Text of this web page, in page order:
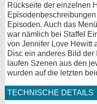
Rückseite der einzelnen
Episoden. Auch das
war nämlich bei Staffel
von Jennifer Love Hewitt
Disc ein anderes Bild der
laufen Szenen aus den
wurden auf die letzten
TECHNISCHE DETAILS